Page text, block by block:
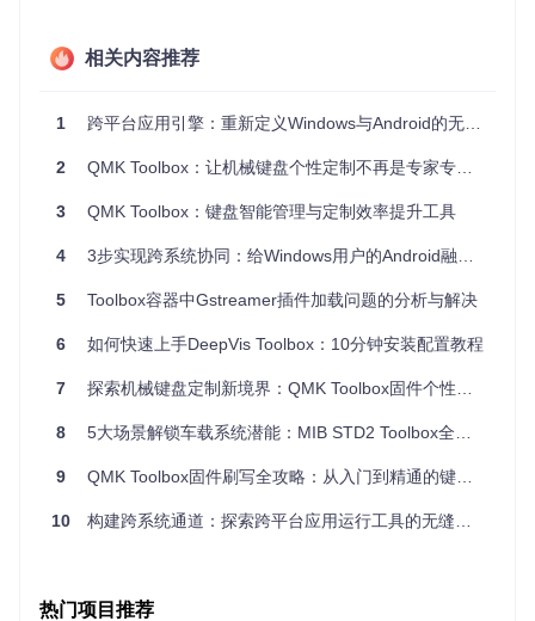
灵活性
：Docker 包装确保了跨平台兼容性，允许在各种环
易用性：每个工具都配有清晰的命令行选项，易于理解和
多样性：覆盖多种流处理场景，满足从简单的文件回放到
扩展性：开源项目鼓励社区参与，可以添加更多工具来满
对于开发和运维人员来说是处理媒体流的理想选择，无论是在
寻找一种高效的方式来处理、传输或者测试多媒体流，那么 E
相关内容推荐
1 跨平台应用引擎：重新定义Windows与Android的无缝协作体验
2 QMK Toolbox：让机械键盘个性定制不再是专家专属，普通用户的固件刷写全攻略
3 QMK Toolbox：键盘智能管理与定制效率提升工具
4 3步实现跨系统协同：给Windows用户的Android融合工具
5 Toolbox容器中Gstreamer插件加载问题的分析与解决
6 如何快速上手DeepVis Toolbox：10分钟安装配置教程
7 探索机械键盘定制新境界：QMK Toolbox固件个性化全攻略
8 5大场景解锁车载系统潜能：MIB STD2 Toolbox全方位定制指南
9 QMK Toolbox固件刷写全攻略：从入门到精通的键盘定制指南
10 构建跨系统通道：探索跨平台应用运行工具的无缝体验
热门项目推荐